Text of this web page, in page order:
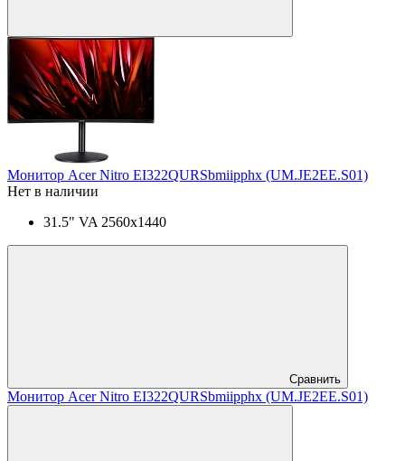
Монитор Acer Nitro EI322QURSbmiipphx (UM.JE2EE.S01)
Нет в наличии
31.5" VA 2560x1440
Сравнить
Монитор Acer Nitro EI322QURSbmiipphx (UM.JE2EE.S01)